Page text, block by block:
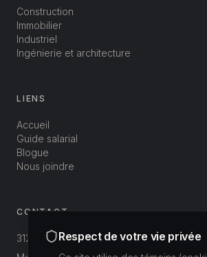
Construction
Immobilier
Industriel
Ingénierie et architecture
LIENS
Accueil
Guide salarial
Blogue
Nous joindre
CONTACT
312-3800 St-Patrick
Respect de votre vie privée